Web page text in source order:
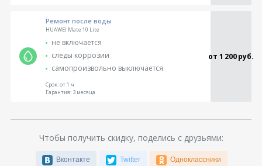
Ремонт после воды
HUAWEI Mate 10 Lite
не включается
следы коррозии
самопроизвольно выключается
от 1 200 руб.
Срок:от 1 ч
Гарантия:3 месяца
Чтобы получить скидку, поделись с друзьями:
Вконтакте Twitter Одноклассники